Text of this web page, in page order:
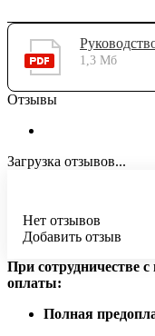
1,3 Мб
Отзывы
Загрузка отзывов...
Нет отзывов
Добавить отзыв
При сотрудничестве
оплаты:
Полная